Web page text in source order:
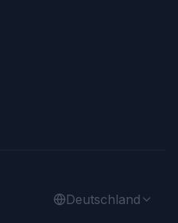
Deutschland